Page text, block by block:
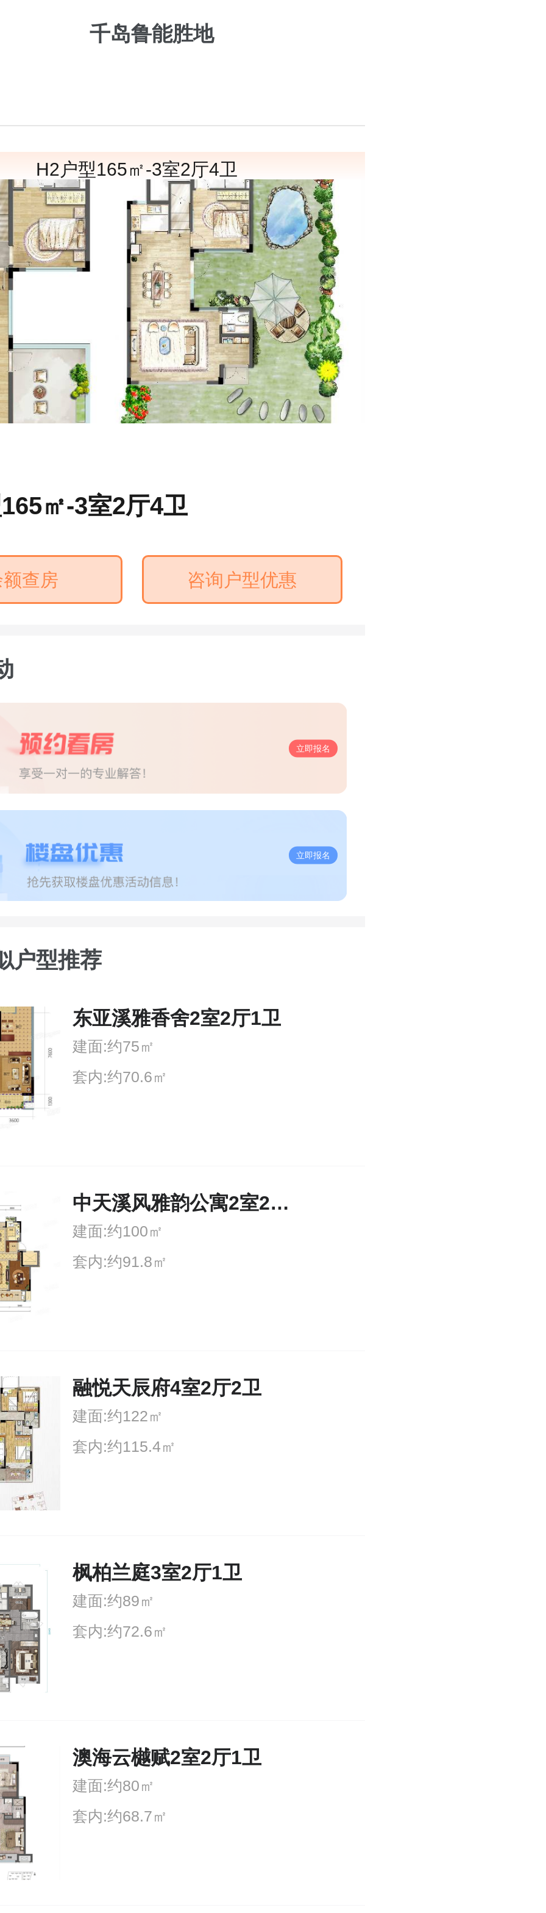
千岛鲁能胜地
H2户型165㎡-3室2厅4卫
㎡-3室2厅4卫
查房 咨询户型优惠
立即报名
立即报名
户型推荐
东亚溪雅香舍2室2厅1卫
建面:约75㎡
套内:约70.6㎡
中天溪风雅韵公寓2室2厅2卫
建面:约100㎡
套内:约91.8㎡
融悦天辰府4室2厅2卫
建面:约122㎡
套内:约115.4㎡
枫柏兰庭3室2厅1卫
建面:约89㎡
套内:约72.6㎡
澳海云樾赋2室2厅1卫
建面:约80㎡
套内:约68.7㎡